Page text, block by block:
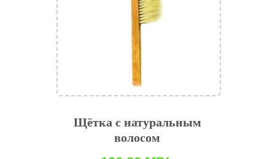
Щётка с натуральным
волосом